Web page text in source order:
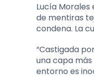
Lucía
de mentiras
condena. La
“Castigada
una capa
entorno es